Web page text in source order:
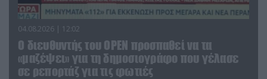
04.08.2026 | 12:02
O διευθυντής του OPEN προσπαθεί να τα
«μαζέψει» για τη δημοσιογράφο που γέλασε
σε ρεπορτάζ για τις φωτιές